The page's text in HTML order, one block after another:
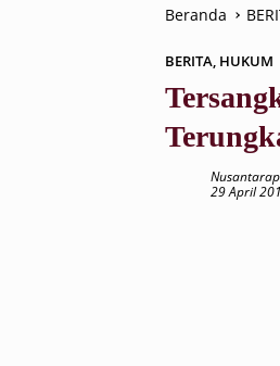
Beranda
BERITA, HUKUM
29 April